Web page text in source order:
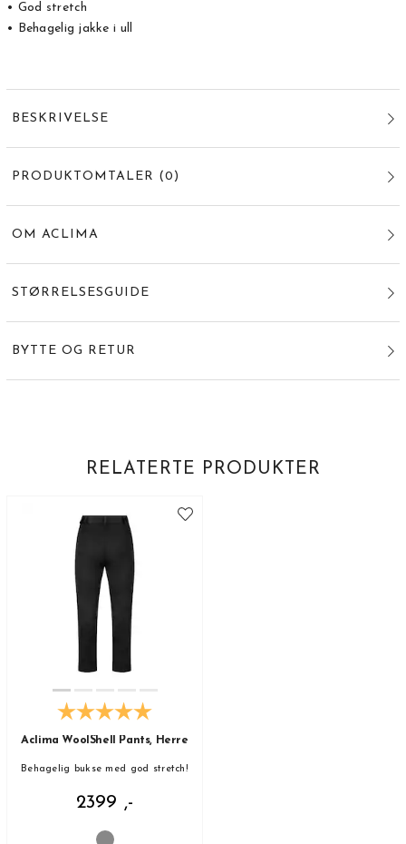
• God stretch
• Behagelig jakke i ull
BESKRIVELSE
PRODUKTOMTALER (0 )
OM ACLIMA
STØRRELSESGUIDE
BYTTE OG RETUR
RELATERTE PRODUKTER
Aclima WoolShell Pants, Herre
Behagelig bukse med god stretch!
2399 ,-